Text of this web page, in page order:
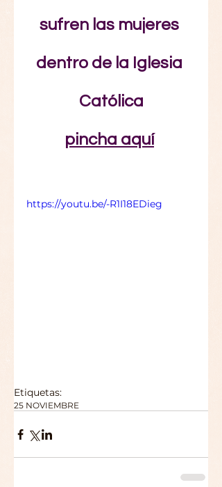
sufren las mujeres
dentro de la Iglesia
Católica
pincha aquí
https://youtu.be/-R1I18EDieg
Etiquetas:
25 NOVIEMBRE